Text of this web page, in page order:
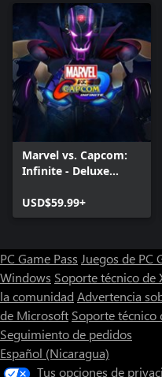
Marvel vs. Capcom:
Infinite - Deluxe
USD$59.99+
PC Game Pass Juegos de PC
Windows Soporte técnico de
la comunidad Advertencia
de Microsoft Soporte
Seguimiento de pedidos
Español (Nicaragua)
Tus opciones de